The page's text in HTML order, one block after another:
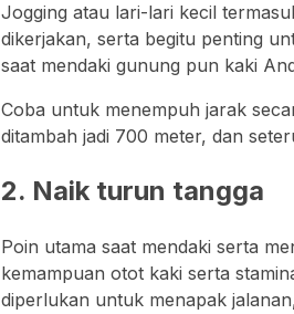
Jogging atau lari-lari kecil
dikerjakan, serta begitu penting
saat mendaki gunung pun kaki
Coba untuk menempuh jarak
ditambah jadi 700 meter, dan
2. Naik turun tangga
Poin utama saat mendaki serta
kemampuan otot kaki serta
diperlukan untuk menapak